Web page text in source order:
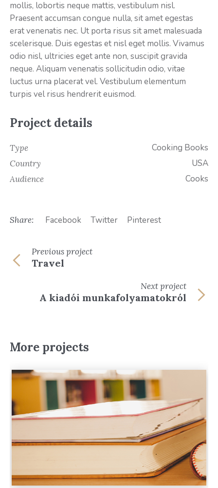
mollis, lobortis neque mattis, vestibulum nisl.
Praesent accumsan congue nulla, sit amet egestas
erat venenatis nec. Ut porta risus sit amet malesuada
scelerisque. Duis egestas et nisl eget mollis. Vivamus
odio nisl, ultricies eget ante non, suscipit gravida
neque. Aliquam venenatis sollicitudin odio, vitae
luctus urna placerat vel. Vestibulum elementum
turpis vel risus hendrerit euismod.
Project details
Type Cooking Books
Country USA
Audience Cooks
Share: Facebook Twitter Pinterest
Previousproject
Travel
Nextproject
A kiadói munkafolyamatokról
More projects